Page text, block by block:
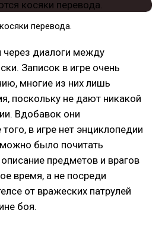
перевода.
через диалоги между
Записок в игре очень
многие из них лишь
поскольку не дают никакой
Вдобавок они
в игре нет энциклопедии
было почитать
предметов и врагов
время, а не посреди
от вражеских патрулей
боя.